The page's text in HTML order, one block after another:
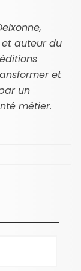
auteur du
et
un
métier.